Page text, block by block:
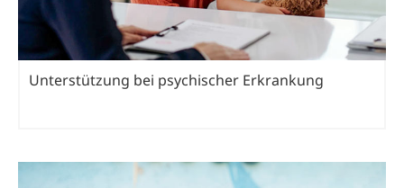
Unterstützung bei psychischer Erkrankung